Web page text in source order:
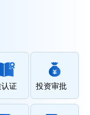
证 投资审批